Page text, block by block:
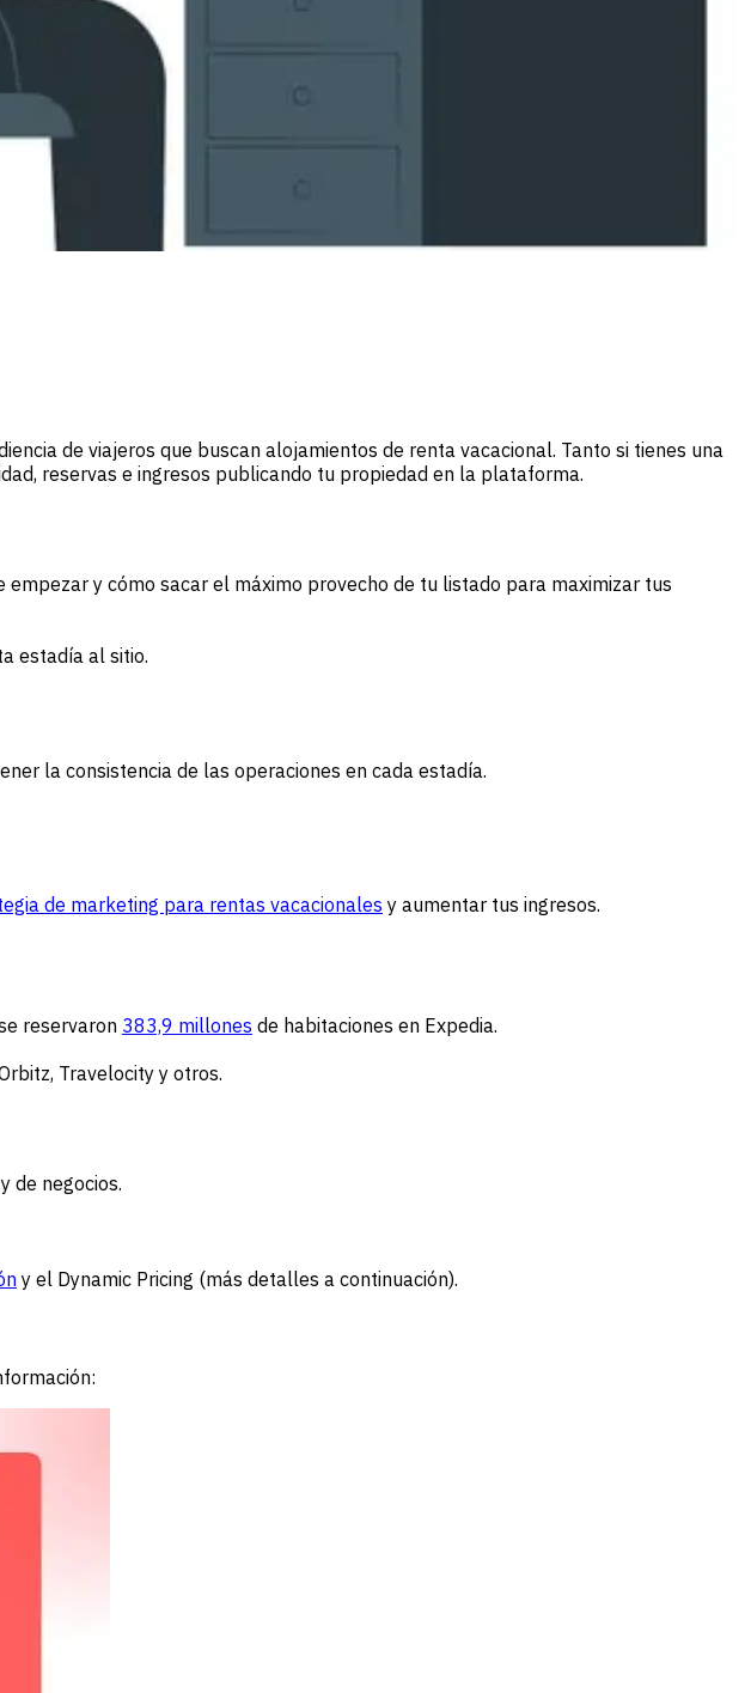
de viajeros que buscan alojamientos de renta vacacional. Tanto si tienes una
reservas e ingresos publicando tu propiedad en la plataforma.
y cómo sacar el máximo provecho de tu listado para maximizar tus
estadía al sitio.
la consistencia de las operaciones en cada estadía.
de marketing para rentas vacacionales y aumentar tus ingresos.
reservaron 383,9 millones de habitaciones en Expedia.
Travelocity y otros.
de negocios.
y el Dynamic Pricing (más detalles a continuación).